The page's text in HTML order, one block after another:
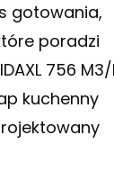
gotowania,
poradzi
756
kuchenny